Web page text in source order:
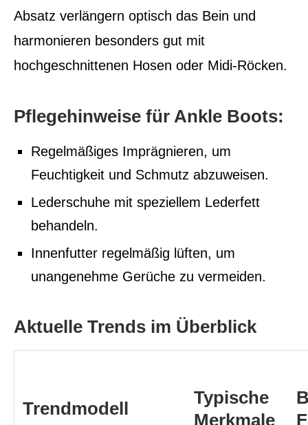
Absatz verlängern optisch das Bein und
harmonieren besonders gut mit
hochgeschnittenen Hosen oder Midi-Röcken.
Pflegehinweise für Ankle Boots:
Regelmäßiges Imprägnieren, um
Feuchtigkeit und Schmutz abzuweisen.
Lederschuhe mit speziellem Lederfett
behandeln.
Innenfutter regelmäßig lüften, um
unangenehme Gerüche zu vermeiden.
Aktuelle Trends im Überblick
Trendmodell
Typische
Merkmale